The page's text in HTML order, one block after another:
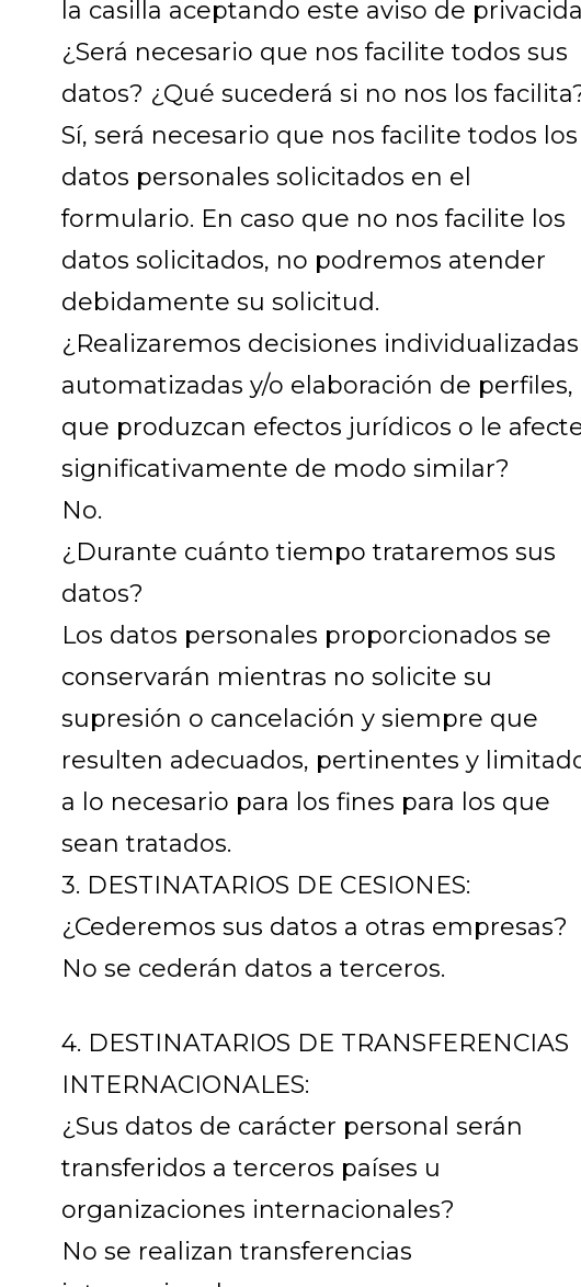
la casilla aceptando este aviso de
¿Será necesario que nos facilite todos sus
datos? ¿Qué sucederá si no nos los
Sí, será necesario que nos facilite todos los
datos personales solicitados en el
formulario. En caso que no nos facilite los
datos solicitados, no podremos atender
debidamente su solicitud.
¿Realizaremos decisiones individualizadas
automatizadas y/o elaboración de perfiles,
que produzcan efectos jurídicos o le
significativamente de modo similar?
No.
¿Durante cuánto tiempo trataremos sus
datos?
Los datos personales proporcionados se
conservarán mientras no solicite su
supresión o cancelación y siempre que
resulten adecuados, pertinentes y
a lo necesario para los fines para los que
sean tratados.
3. DESTINATARIOS DE CESIONES:
¿Cederemos sus datos a otras empresas?
No se cederán datos a terceros.
4. DESTINATARIOS DE TRANSFERENCIAS
INTERNACIONALES:
¿Sus datos de carácter personal serán
transferidos a terceros países u
organizaciones internacionales?
No se realizan transferencias